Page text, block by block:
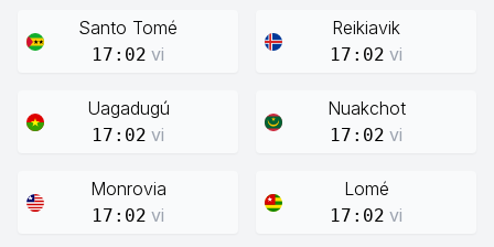
Santo Tomé
17:02 vi
Reikiavik
17:02 vi
Uagadugú
17:02 vi
Nuakchot
17:02 vi
Monrovia
17:02 vi
Lomé
17:02 vi